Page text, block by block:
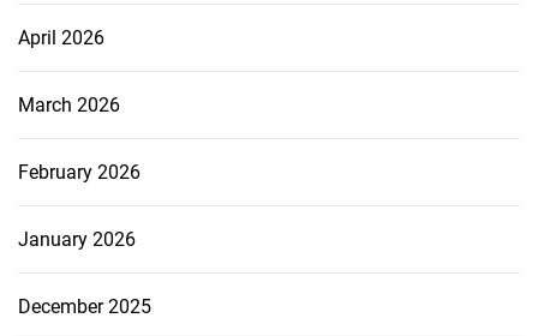
April 2026
March 2026
February 2026
January 2026
December 2025